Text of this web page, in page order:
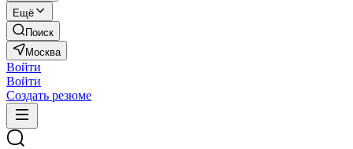
Ещё
Поиск
Москва
Войти
Войти
Создать резюме